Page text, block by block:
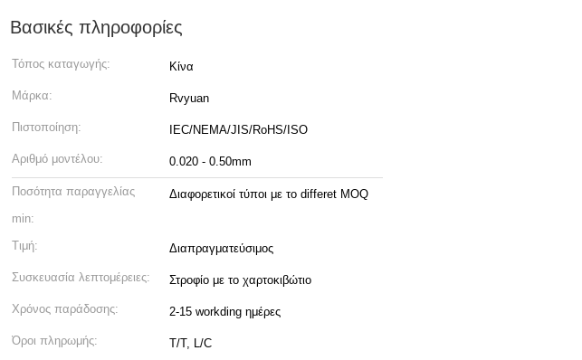
Βασικές πληροφορίες
Τόπος καταγωγής: Κίνα
Μάρκα: Rvyuan
Πιστοποίηση: IEC/NEMA/JIS/RoHS/ISO
Αριθμό μοντέλου: 0.020 - 0.50mm
Ποσότητα παραγγελίας
min:
Διαφορετικοί τύποι με το differet MOQ
Τιμή: Διαπραγματεύσιμος
Συσκευασία λεπτομέρειες: Στροφίο με το χαρτοκιβώτιο
Χρόνος παράδοσης: 2-15 workding ημέρες
Όροι πληρωμής: T/T, L/C